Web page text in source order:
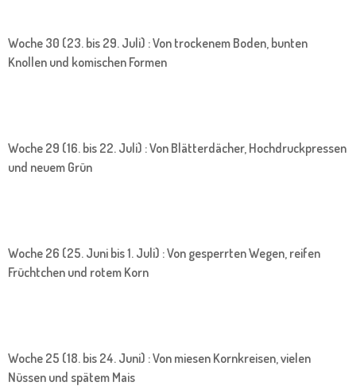
Woche 30 (23. bis 29. Juli) : Von trockenem Boden, bunten
Knollen und komischen Formen
Woche 29 (16. bis 22. Juli) : Von Blätterdächer, Hochdruckpressen
und neuem Grün
Woche 26 (25. Juni bis 1. Juli) : Von gesperrten Wegen, reifen
Früchtchen und rotem Korn
Woche 25 (18. bis 24. Juni) : Von miesen Kornkreisen, vielen
Nüssen und spätem Mais